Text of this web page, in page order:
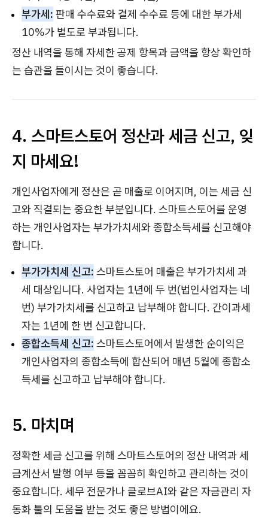
부가세: 판매 수수료와 결제 수수료 등에 대한 부가세
10%가 별도로 부과됩니다.
정산 내역을 통해 자세한 공제 항목과 금액을 항상 확인하
는 습관을 들이시는 것이 좋습니다.
4. 스마트스토어 정산과 세금 신고, 잊
지 마세요!
개인사업자에게 정산은 곧 매출로 이어지며, 이는 세금 신
고와 직결되는 중요한 부분입니다. 스마트스토어를 운영
하는 개인사업자는 부가가치세와 종합소득세를 신고해야
합니다.
부가가치세 신고: 스마트스토어 매출은 부가가치세 과
세 대상입니다. 사업자는 1년에 두 번(법인사업자는 네
번) 부가가치세를 신고하고 납부해야 합니다. 간이과세
자는 1년에 한 번 신고합니다.
종합소득세 신고: 스마트스토어에서 발생한 순이익은
개인사업자의 종합소득에 합산되어 매년 5월에 종합소
득세를 신고하고 납부해야 합니다.
5. 마치며
정확한 세금 신고를 위해 스마트스토어의 정산 내역과 세
금계산서 발행 여부 등을 꼼꼼히 확인하고 관리하는 것이
중요합니다. 세무 전문가나 클로브AI와 같은 자금관리 자
동화 툴의 도움을 받는 것도 좋은 방법이에요.